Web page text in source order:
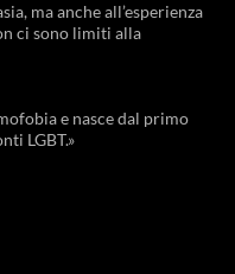
ma anche all’esperienza
ci sono limiti alla
e nasce dal primo
LGBT.»